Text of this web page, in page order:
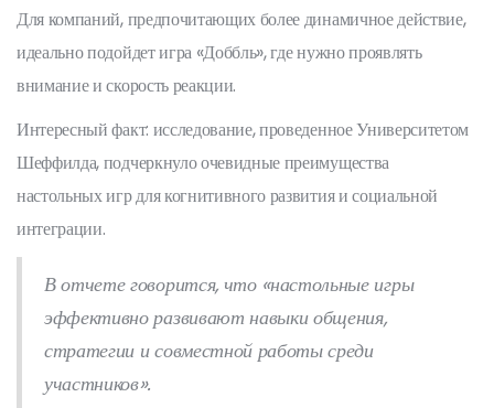
Для компаний, предпочитающих более динамичное действие,
идеально подойдет игра «Доббль», где нужно проявлять
внимание и скорость реакции.
Интересный факт: исследование, проведенное Университетом
Шеффилда, подчеркнуло очевидные преимущества
настольных игр для когнитивного развития и социальной
интеграции.
В отчете говорится, что «настольные игры
эффективно развивают навыки общения,
стратегии и совместной работы среди
участников».